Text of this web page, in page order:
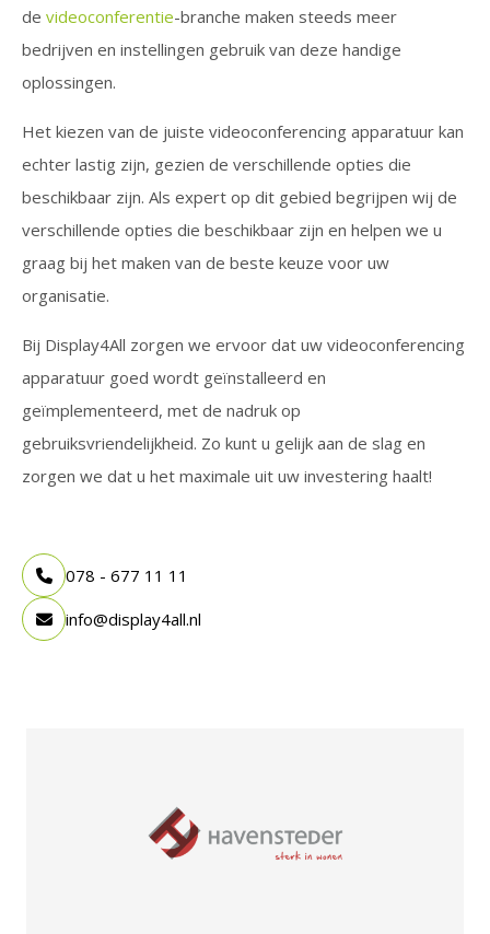
de videoconferentie-branche maken steeds meer
bedrijven en instellingen gebruik van deze handige
oplossingen.
Het kiezen van de juiste videoconferencing apparatuur kan
echter lastig zijn, gezien de verschillende opties die
beschikbaar zijn. Als expert op dit gebied begrijpen wij de
verschillende opties die beschikbaar zijn en helpen we u
graag bij het maken van de beste keuze voor uw
organisatie.
Bij Display4All zorgen we ervoor dat uw videoconferencing
apparatuur goed wordt geïnstalleerd en
geïmplementeerd, met de nadruk op
gebruiksvriendelijkheid. Zo kunt u gelijk aan de slag en
zorgen we dat u het maximale uit uw investering haalt!
078 - 677 11 11
info@display4all.nl